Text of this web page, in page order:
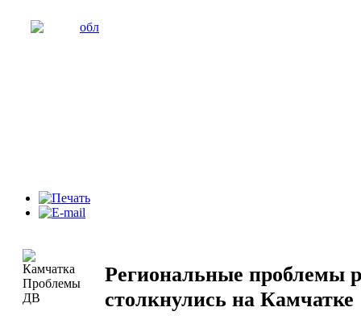
Региональные проблемы
столкнулись на Камчатке